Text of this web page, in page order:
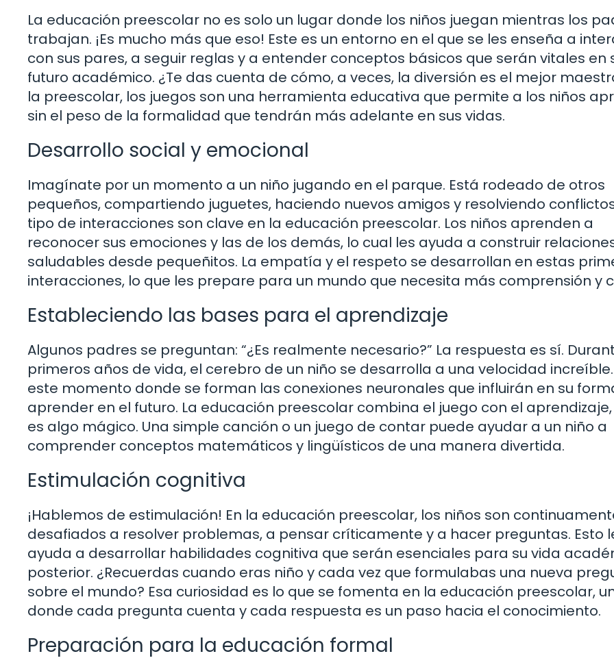
La educación preescolar no es solo un lugar donde los niños juegan mientras los
trabajan. ¡Es mucho más que eso! Este es un entorno en el que se les enseña a
con sus pares, a seguir reglas y a entender conceptos básicos que serán vitales en
futuro académico. ¿Te das cuenta de cómo, a veces, la diversión es el mejor
la preescolar, los juegos son una herramienta educativa que permite a los niños
sin el peso de la formalidad que tendrán más adelante en sus vidas.
Desarrollo social y emocional
Imagínate por un momento a un niño jugando en el parque. Está rodeado de otros
pequeños, compartiendo juguetes, haciendo nuevos amigos y resolviendo
tipo de interacciones son clave en la educación preescolar. Los niños aprenden a
reconocer sus emociones y las de los demás, lo cual les ayuda a construir
saludables desde pequeñitos. La empatía y el respeto se desarrollan en estas
interacciones, lo que les prepare para un mundo que necesita más comprensión y
Estableciendo las bases para el aprendizaje
Algunos padres se preguntan: “¿Es realmente necesario?” La respuesta es sí.
primeros años de vida, el cerebro de un niño se desarrolla a una velocidad increíble.
este momento donde se forman las conexiones neuronales que influirán en su
aprender en el futuro. La educación preescolar combina el juego con el
es algo mágico. Una simple canción o un juego de contar puede ayudar a un niño a
comprender conceptos matemáticos y lingüísticos de una manera divertida.
Estimulación cognitiva
¡Hablemos de estimulación! En la educación preescolar, los niños son
desafiados a resolver problemas, a pensar críticamente y a hacer preguntas. Esto
ayuda a desarrollar habilidades cognitiva que serán esenciales para su vida
posterior. ¿Recuerdas cuando eras niño y cada vez que formulabas una nueva
sobre el mundo? Esa curiosidad es lo que se fomenta en la educación preescolar,
donde cada pregunta cuenta y cada respuesta es un paso hacia el conocimiento.
Preparación para la educación formal